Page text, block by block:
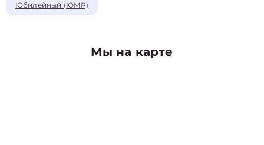
Юбилейный (ЮМР)
Мы на карте